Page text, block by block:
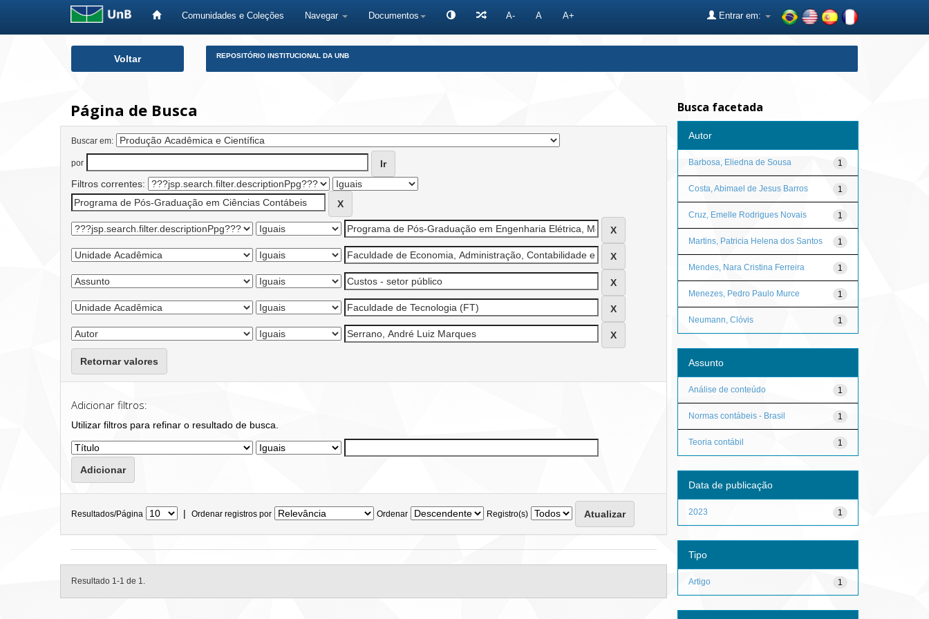
Comunidades e Coleções Navegar Documentos A- A A+ Entrar em:
Voltar REPOSITÓRIO INSTITUCIONAL DA UNB
Página de Busca
Buscar em:
por
Filtros correntes:
Retornar valores
Adicionar filtros:
Utilizar filtros para refinar o resultado de busca.
Resultados/Página | Ordenar registros por Ordenar Registro(s)
Resultado 1-1 de 1.
Busca facetada
Autor
1
Barbosa, Eliedna de Sousa
1
Costa, Abimael de Jesus Barros
1
Cruz, Emelle Rodrigues Novais
1
Martins, Patricia Helena dos Santos
1
Mendes, Nara Cristina Ferreira
1
Menezes, Pedro Paulo Murce
1
Neumann, Clóvis
Assunto
1
Análise de conteúdo
1
Normas contábeis - Brasil
1
Teoria contábil
Data de publicação
1
2023
Tipo
1
Artigo